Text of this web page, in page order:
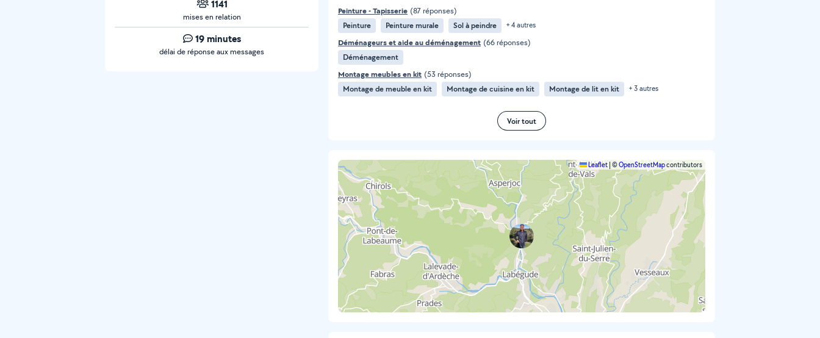
1141
mises en relation
19 minutes
délai de réponse aux messages
Peinture - Tapisserie (87 réponses)
Peinture
Peinture murale Sol à peindre + 4 autres
Déménageurs et aide au déménagement (66 réponses)
Déménagement
Montage meubles en kit (53 réponses)
Montage de meuble en kit
Montage de cuisine en kit Montage de lit en kit + 3 autres
Voir tout
Leaflet ©OpenStreetMapcontributors